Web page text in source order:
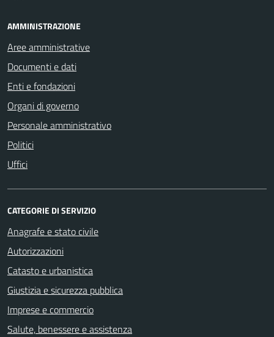
AMMINISTRAZIONE
Aree amministrative
Documenti e dati
Enti e fondazioni
Organi di governo
Personale amministrativo
Politici
Uffici
CATEGORIE DI SERVIZIO
Anagrafe e stato civile
Autorizzazioni
Catasto e urbanistica
Giustizia e sicurezza pubblica
Imprese e commercio
Salute, benessere e assistenza